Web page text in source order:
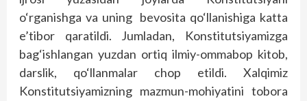
o‘rganishga va uning bevosita qo‘llanishiga katta
e’tibor qaratildi. Jumladan, Konstitutsiyamizga
bag‘ishlangan yuzdan ortiq ilmiy-ommabop kitob,
darslik, qo‘llanmalar chop etildi. Xalqimiz
Konstitutsiyamizning mazmun-mohiyatini tobora